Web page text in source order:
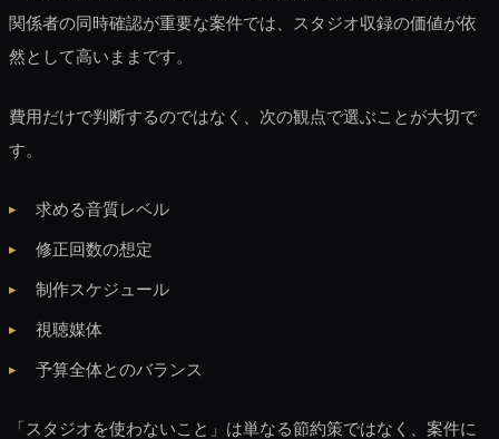
関係者の同時確認が重要な案件では、スタジオ収録の価値が依
然として高いままです。
費用だけで判断するのではなく、次の観点で選ぶことが大切で
す。
求める音質レベル
修正回数の想定
制作スケジュール
視聴媒体
予算全体とのバランス
「スタジオを使わないこと」は単なる節約策ではなく、案件に